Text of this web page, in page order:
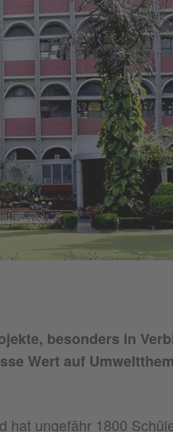
besonders in
Wert auf
hat ungefähr 1800